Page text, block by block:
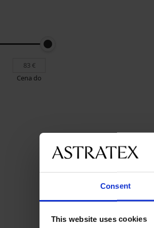
Consent
This website uses cookies
Cena do